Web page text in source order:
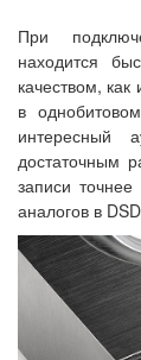
При
находится
качеством,
в
интересный
достаточным
записи
аналогов в